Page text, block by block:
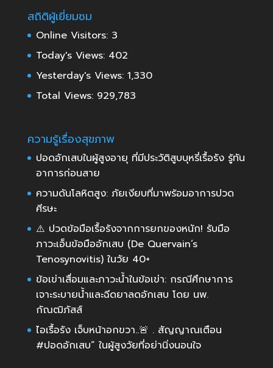
สถิติผู้เยี่ยมชม
Online Visitors: 3
Today's Views: 402
Yesterday's Views: 1,330
Total Views: 929,783
ความรู้เรื่องสุขภาพ
ปอดอักเสบในผู้สูงอายุ ที่มีประวัติสูบบุหรี่เรื้อรัง รู้ทัน
อาการก่อนสาย
ความดันโลหิตสูง: ภัยเงียบที่มาพร้อมอาการปวด
ศีรษะ
⚠️ ปวดข้อมือเรื้อรังจากการยกของหนัก! รับมือ
ภาวะเอ็นข้อมืออักเสบ (De Quervain’s
Tenosynovitis) ในวัย 40+
ข้อเข่าเสื่อมและภาวะน้ำในข้อเข่า: กรณีศึกษาการ
เจาะระบายน้ำและฉีดยาลดอักเสบ โดย นพ.
กัณฒิภัสส์
ไอเรื้อรัง เจ็บหน้าอกขวา..🚨 . สัญญาณเตือน
#ปอดอักเสบ” ในผู้สูงวัยที่อย่านิ่งนอนใจ